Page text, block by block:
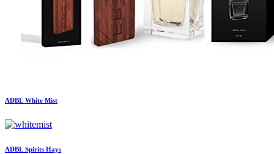
ADBL White Mist
ADBL Spirits Hays